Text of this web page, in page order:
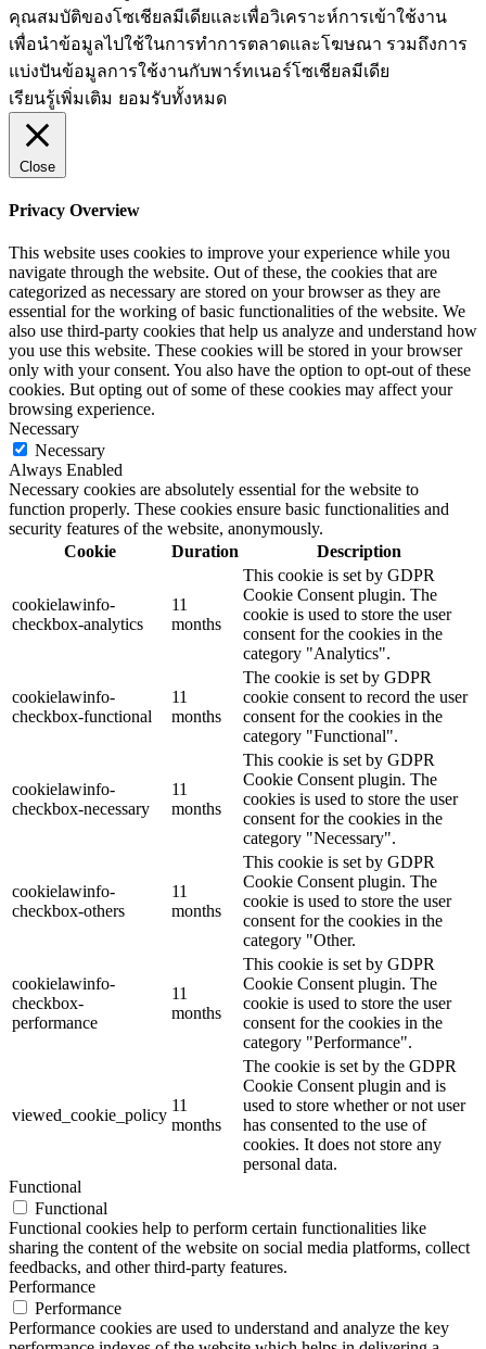
คุณสมบัติของโซเชียล​มีเดียและเพื่อวิเคราะห์การเข้าใช้งาน
เพื่อนำข้อมูลไปใช้ในการทำการตลาดและโฆษณา​ รวมถึงการ
แบ่งปันข้อมูลการใช้งานกับพาร์ทเนอร์​โซเชียล​มีเดีย
เรียนรู้เพิ่มเติม ยอมรับทั้งหมด
Close
Privacy Overview
This website uses cookies to improve your experience while you
navigate through the website. Out of these, the cookies that are
categorized as necessary are stored on your browser as they are
essential for the working of basic functionalities of the website. We
also use third-party cookies that help us analyze and understand how
you use this website. These cookies will be stored in your browser
only with your consent. You also have the option to opt-out of these
cookies. But opting out of some of these cookies may affect your
browsing experience.
Necessary
Necessary
Always Enabled
Necessary cookies are absolutely essential for the website to
function properly. These cookies ensure basic functionalities and
security features of the website, anonymously.
Cookie
Duration Description
cookielawinfo-
checkbox-analytics
11
months
This cookie is set by GDPR
Cookie Consent plugin. The
cookie is used to store the user
consent for the cookies in the
category "Analytics".
cookielawinfo-
checkbox-functional
11
months
The cookie is set by GDPR
cookie consent to record the user
consent for the cookies in the
category "Functional".
cookielawinfo-
checkbox-necessary
11
months
This cookie is set by GDPR
Cookie Consent plugin. The
cookies is used to store the user
consent for the cookies in the
category "Necessary".
cookielawinfo-
checkbox-others
11
months
This cookie is set by GDPR
Cookie Consent plugin. The
cookie is used to store the user
consent for the cookies in the
category "Other.
cookielawinfo-
checkbox-
performance
11
months
This cookie is set by GDPR
Cookie Consent plugin. The
cookie is used to store the user
consent for the cookies in the
category "Performance".
viewed_cookie_policy
11
months
The cookie is set by the GDPR
Cookie Consent plugin and is
used to store whether or not user
has consented to the use of
cookies. It does not store any
personal data.
Functional
Functional
Functional cookies help to perform certain functionalities like
sharing the content of the website on social media platforms, collect
feedbacks, and other third-party features.
Performance
Performance
Performance cookies are used to understand and analyze the key